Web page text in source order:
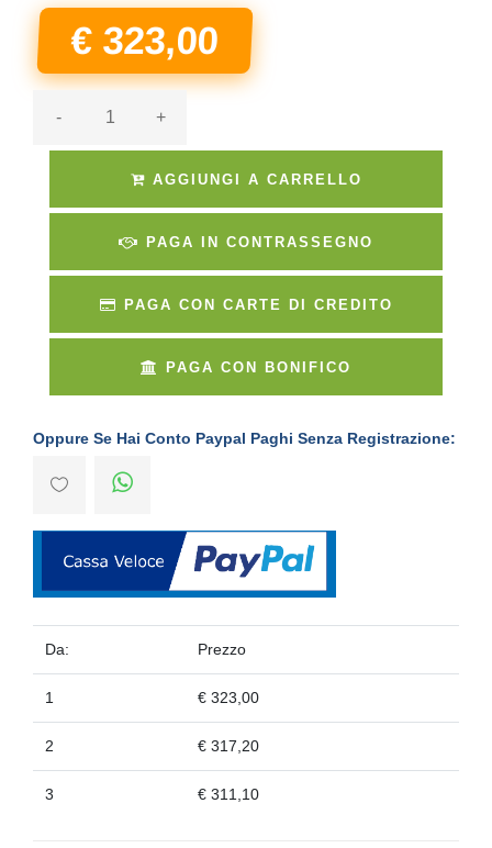
€ 323,00
- +
AGGIUNGI A CARRELLO
PAGA IN CONTRASSEGNO
PAGA CON CARTE DI CREDITO
PAGA CON BONIFICO
Oppure Se Hai Conto Paypal Paghi Senza Registrazione:
Da: Prezzo
1 € 323,00
2 € 317,20
3 € 311,10